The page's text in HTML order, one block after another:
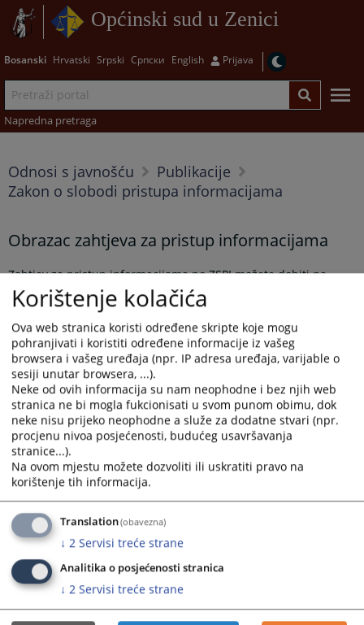
Općinski sud u Zenici
Bosanski Hrvatski Srpski Српски English Prijava
Napredna pretraga
Odnosi s javnošću
Publikacije
Zakon o slobodi pristupa informacijama
Obrazac zahtjeva za pristup informacijama
Zahtjev za pristup informacijama po ZSPI možete dobiti na
šalteru informacija u zgradi Općinskog suda u Zenici ili
preuzetiovdje.
Prikazana vijest je na: Bosanski jezik
Prateći dokumenti
zahtjev za pristup informacijama
2793PREGLEDA
Korištenje kolačića
Ova web stranica koristi određene skripte koje mogu
pohranjivati i koristiti određene informacije iz vašeg
browsera i vašeg uređaja (npr. IP adresa uređaja, varijable o
sesiji unutar browsera, ...).
Neke od ovih informacija su nam neophodne i bez njih web
stranica ne bi mogla fukcionisati u svom punom obimu, dok
neke nisu prijeko neophodne a služe za dodatne stvari (npr.
procjenu nivoa posjećenosti, budućeg usavršavanja
stranice...).
Na ovom mjestu možete dozvoliti ili uskratiti pravo na
korištenje tih informacija.
Translation(obavezna)
↓ 2 Servisi treće strane
Analitika o posjećenosti stranica
↓ 2 Servisi treće strane